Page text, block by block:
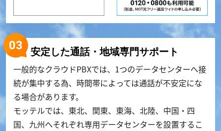
安定した通話・地域専門サポート
一般的なクラウドPBXでは、1つのデータセンターへ接
続が集中する為、時間帯によっては通話が不安定にな
る場合があります。
モッテルでは、東北、関東、東海、北陸、中国・四
国、九州へそれぞれ専用データセンターを設置するこ